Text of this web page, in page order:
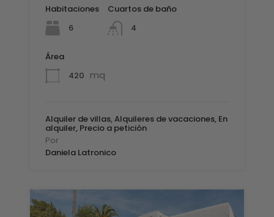
Habitaciones
6
Cuartos de baño
4
Área
420 mq
Alquiler de villas, Alquileres de vacaciones, En
alquiler, Precio a petición
Por
Daniela Latronico